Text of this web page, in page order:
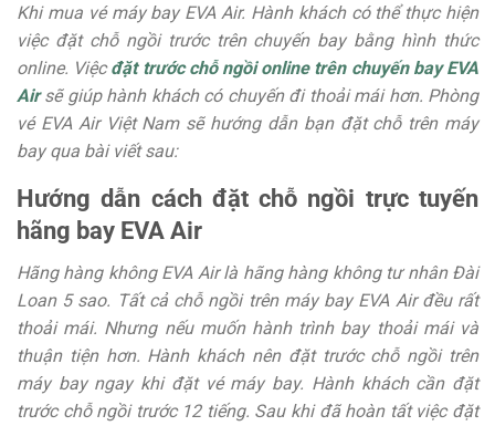
Khi mua vé máy bay EVA Air. Hành khách có thể thực hiện
việc đặt chỗ ngồi trước trên chuyến bay bằng hình thức
online. Việcđặt trước chỗ ngồi online trên chuyến bay EVA
Airsẽ giúp hành khách có chuyến đi thoải mái hơn. Phòng
vé EVA Air Việt Nam sẽ hướng dẫn bạn đặt chỗ trên máy
bay qua bài viết sau:
Hướng dẫn cách đặt chỗ ngồi trực tuyến
hãng bay EVA Air
Hãng hàng không EVA Air là hãng hàng không tư nhân Đài
Loan 5 sao. Tất cả chỗ ngồi trên máy bay EVA Air đều rất
thoải mái. Nhưng nếu muốn hành trình bay thoải mái và
thuận tiện hơn. Hành khách nên đặt trước chỗ ngồi trên
máy bay ngay khi đặt vé máy bay. Hành khách cần đặt
trước chỗ ngồi trước 12 tiếng. Sau khi đã hoàn tất việc đặt